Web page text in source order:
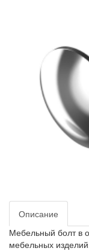
Описание
Мебельный болт в
мебельных